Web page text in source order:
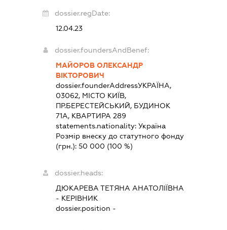
dossier.regDate:
12.04.23
dossier.foundersAndBenef:
МАЙОРОВ ОЛЕКСАНДР
ВІКТОРОВИЧ
dossier.founderAddressУКРАЇНА,
03062, МІСТО КИЇВ,
ПР.БЕРЕСТЕЙСЬКИЙ, БУДИНОК
71А, КВАРТИРА 289
statements.nationality: Україна
Розмір внеску до статутного фонду
(грн.): 50 000 (100 %)
dossier.heads:
ДЮКАРЕВА ТЕТЯНА АНАТОЛІЇВНА
- КЕРІВНИК
dossier.position -